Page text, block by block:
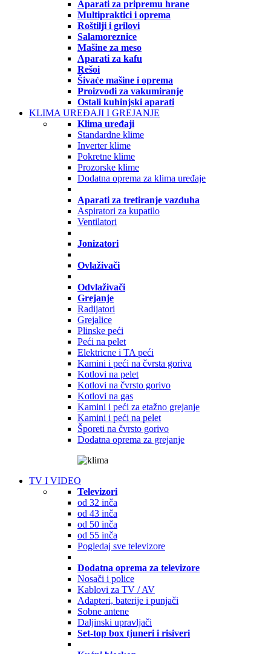
Aparati za pripremu hrane
Multipraktici i oprema
Roštilji i grilovi
Salamoreznice
Mašine za meso
Aparati za kafu
Rešoi
Šivaće mašine i oprema
Proizvodi za vakumiranje
Ostali kuhinjski aparati
KLIMA UREĐAJI I GREJANJE
Klima uređaji
Standardne klime
Inverter klime
Pokretne klime
Prozorske klime
Dodatna oprema za klima uređaje
Aparati za tretiranje vazduha
Aspiratori za kupatilo
Ventilatori
Jonizatori
Ovlaživači
Odvlaživači
Grejanje
Radijatori
Grejalice
Plinske peći
Peći na pelet
Elektricne i TA peći
Kamini i peći na čvrsta goriva
Kotlovi na pelet
Kotlovi na čvrsto gorivo
Kotlovi na gas
Kamini i peći za etažno grejanje
Kamini i peći na pelet
Šporeti na čvrsto gorivo
Dodatna oprema za grejanje
TV I VIDEO
Televizori
od 32 inča
od 43 inča
od 50 inča
od 55 inča
Pogledaj sve televizore
Dodatna oprema za televizore
Nosači i police
Kablovi za TV / AV
Adapteri, baterije i punjači
Sobne antene
Daljinski upravljači
Set-top box tjuneri i risiveri